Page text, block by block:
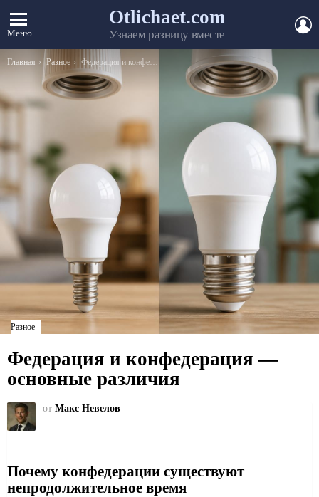
Меню
Otlichaet.com
Узнаем разницу вместе
Вы здесь:
Главная Разное Федерация и конфедерация — основные различия
Разное
Федерация и конфедерация —
основные различия
от Макс Невелов
Почему конфедерации существуют
непродолжительное время